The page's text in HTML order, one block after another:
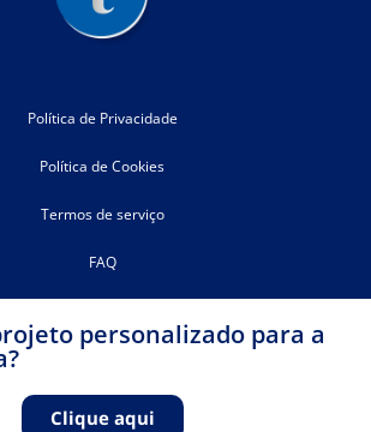
Política de Privacidade
Política de Cookies
Termos de serviço
FAQ
personalizado para a
Clique aqui